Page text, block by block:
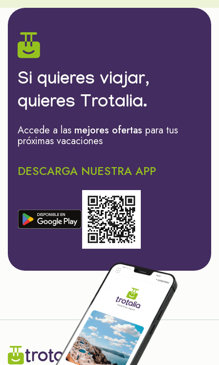
Si quieres viajar,
quieres Trotalia.
Accede a las mejores ofertas para tus
próximas vacaciones
DESCARGA NUESTRA APP